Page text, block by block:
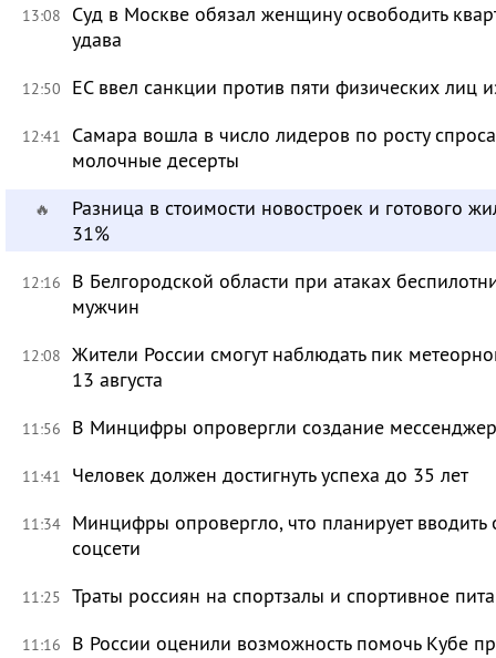
13:08
Суд в Москве обязал женщину освободить
удава
12:50 ЕС ввел санкции против пяти физических лиц
12:41
Самара вошла в число лидеров по росту
молочные десерты
🔥
Разница в стоимости новостроек и готового
31%
12:16
В Белгородской области при атаках
мужчин
12:08 Жители России смогут наблюдать пик
13 августа
11:56 В Минцифры опровергли создание
11:41 Человек должен достигнуть успеха до 35 лет
11:34 Минцифры опровергло, что планирует вводить
соцсети
11:25 Траты россиян на спортзалы и спортивное
11:16 В России оценили возможность помочь Кубе